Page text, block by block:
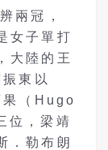
兩冠，
女子單打
大陸的王
東以
果（Hugo
位，梁靖
．勒布朗